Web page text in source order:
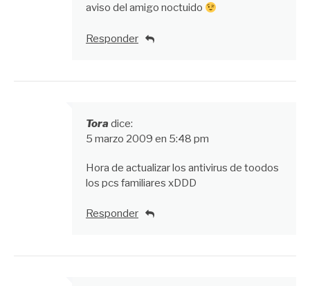
aviso del amigo noctuido
Responder
Tora dice:
5 marzo 2009 en 5:48 pm
Hora de actualizar los antivirus de toodos
los pcs familiares xDDD
Responder